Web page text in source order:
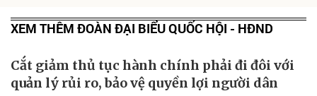
XEM THÊM ĐOÀN ĐẠI BIỂU QUỐC HỘI - HĐND
Cắt giảm thủ tục hành chính phải đi đôi với
quản lý rủi ro, bảo vệ quyền lợi người dân